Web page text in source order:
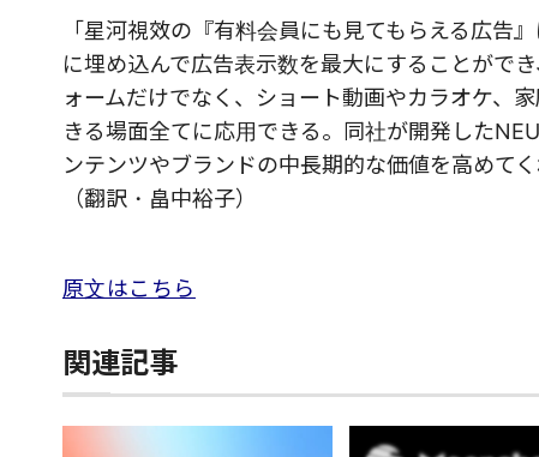
「星河視效の『有料会員にも見てもらえる広告
に埋め込んで広告表示数を最大にすることがで
ォームだけでなく、ショート動画やカラオケ、
きる場面全てに応用できる。同社が開発した
ンテンツやブランドの中長期的な価値を高めてく
（翻訳・畠中裕子）
原文はこちら
関連記事